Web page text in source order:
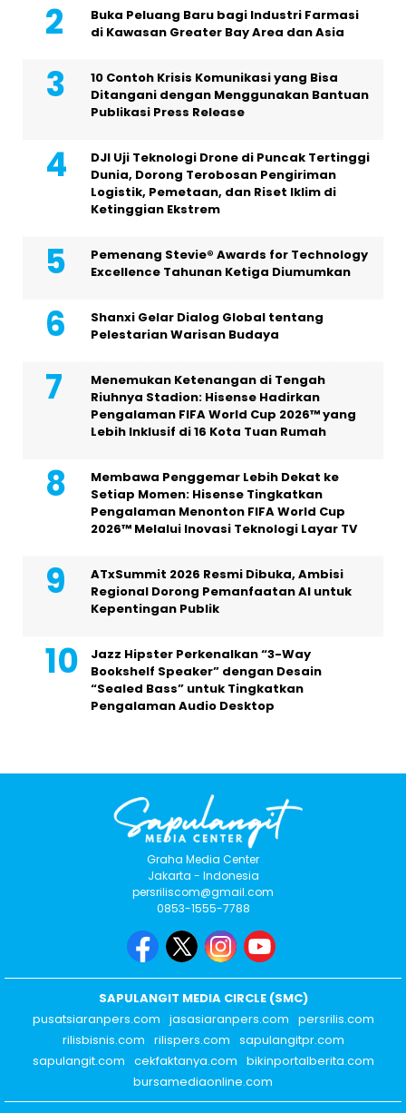
Buka Peluang Baru bagi Industri Farmasi
di Kawasan Greater Bay Area dan Asia
10 Contoh Krisis Komunikasi yang Bisa
Ditangani dengan Menggunakan Bantuan
Publikasi Press Release
DJI Uji Teknologi Drone di Puncak Tertinggi
Dunia, Dorong Terobosan Pengiriman
Logistik, Pemetaan, dan Riset Iklim di
Ketinggian Ekstrem
Pemenang Stevie® Awards for Technology
Excellence Tahunan Ketiga Diumumkan
Shanxi Gelar Dialog Global tentang
Pelestarian Warisan Budaya
Menemukan Ketenangan di Tengah
Riuhnya Stadion: Hisense Hadirkan
Pengalaman FIFA World Cup 2026™ yang
Lebih Inklusif di 16 Kota Tuan Rumah
Membawa Penggemar Lebih Dekat ke
Setiap Momen: Hisense Tingkatkan
Pengalaman Menonton FIFA World Cup
2026™ Melalui Inovasi Teknologi Layar TV
ATxSummit 2026 Resmi Dibuka, Ambisi
Regional Dorong Pemanfaatan AI untuk
Kepentingan Publik
Jazz Hipster Perkenalkan “3-Way
Bookshelf Speaker” dengan Desain
“Sealed Bass” untuk Tingkatkan
Pengalaman Audio Desktop
Graha Media Center
Jakarta - Indonesia
persriliscom@gmail.com
0853-1555-7788
SAPULANGIT MEDIA CIRCLE (SMC)
pusatsiaranpers.com jasasiaranpers.com persrilis.com
rilisbisnis.com rilispers.com sapulangitpr.com
sapulangit.com cekfaktanya.com bikinportalberita.com
bursamediaonline.com